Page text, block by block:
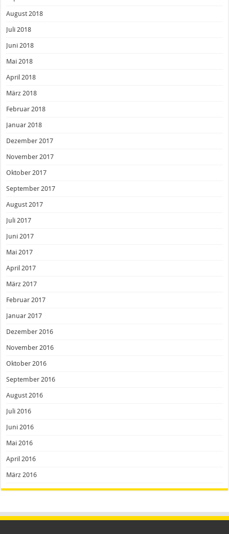
August 2018
Juli 2018
Juni 2018
Mai 2018
April 2018
März 2018
Februar 2018
Januar 2018
Dezember 2017
November 2017
Oktober 2017
September 2017
August 2017
Juli 2017
Juni 2017
Mai 2017
April 2017
März 2017
Februar 2017
Januar 2017
Dezember 2016
November 2016
Oktober 2016
September 2016
August 2016
Juli 2016
Juni 2016
Mai 2016
April 2016
März 2016